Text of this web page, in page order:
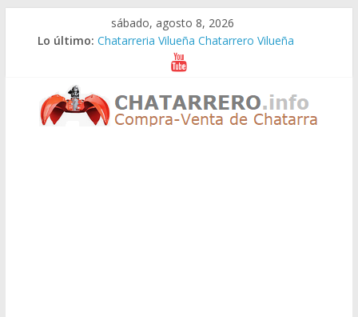
sábado, agosto 8, 2026
Lo último: Chatarreria Vilueña Chatarrero Vilueña
Chatarreria Zuera Chatarrero Zuera
Chatarreria Zaragoza Chatarrero Zaragoza
Chatarreria Zaida Chatarrero Zaida
Chatarreria Vistabella Chatarrero Vistabella